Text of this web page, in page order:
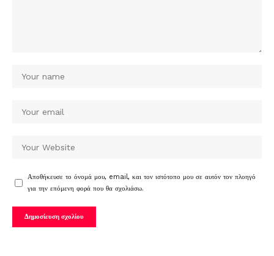
Αποθήκευσε το όνομά μου, email, και τον ιστότοπο μου σε αυτόν τον πλοηγό
για την επόμενη φορά που θα σχολιάσω.